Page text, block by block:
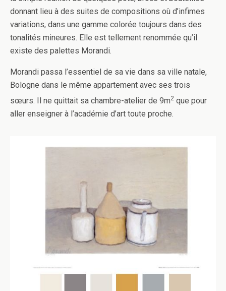
donnant lieu à des suites de compositions où d’infimes
variations, dans une gamme colorée toujours dans des
tonalités mineures. Elle est tellement renommée qu’il
existe des palettes Morandi.
Morandi passa l’essentiel de sa vie dans sa ville natale,
Bologne dans le même appartement avec ses trois
sœurs. Il ne quittait sa chambre-atelier de 9m2 que pour
aller enseigner à l’académie d’art toute proche.